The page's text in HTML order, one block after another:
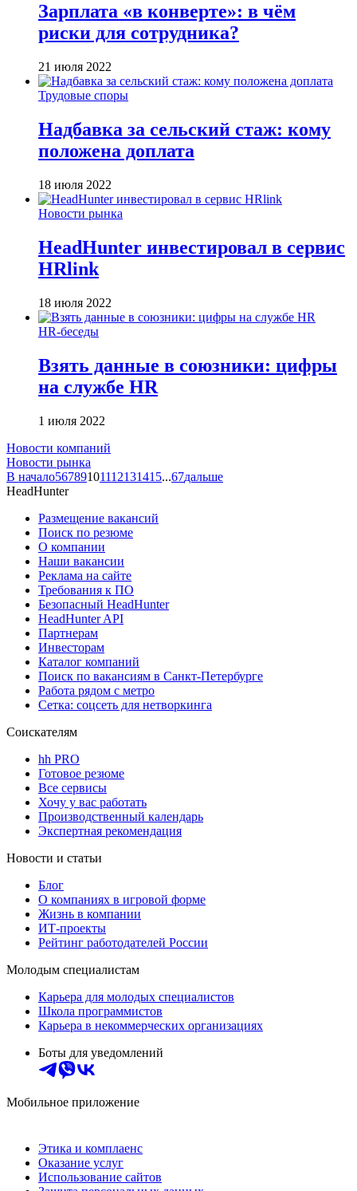
Зарплата «в конверте»: в чём
риски для сотрудника?
21 июля 2022
Трудовые споры
Надбавка за сельский стаж: кому
положена доплата
18 июля 2022
Новости рынка
HeadHunter инвестировал в сервис
HRlink
18 июля 2022
HR-беседы
Взять данные в союзники: цифры
на службе HR
1 июля 2022
Новости компаний
Новости рынка
В начало56789101112131415...67дальше
HeadHunter
Размещение вакансий
Поиск по резюме
О компании
Наши вакансии
Реклама на сайте
Требования к ПО
Безопасный HeadHunter
HeadHunter API
Партнерам
Инвесторам
Каталог компаний
Поиск по вакансиям в Санкт-Петербурге
Работа рядом с метро
Сетка: соцсеть для нетворкинга
Соискателям
hh PRO
Готовое резюме
Все сервисы
Хочу у вас работать
Производственный календарь
Экспертная рекомендация
Новости и статьи
Блог
О компаниях в игровой форме
Жизнь в компании
ИТ-проекты
Рейтинг работодателей России
Молодым специалистам
Карьера для молодых специалистов
Школа программистов
Карьера в некоммерческих организациях
Боты для уведомлений
Мобильное приложение
Этика и комплаенс
Оказание услуг
Использование сайтов